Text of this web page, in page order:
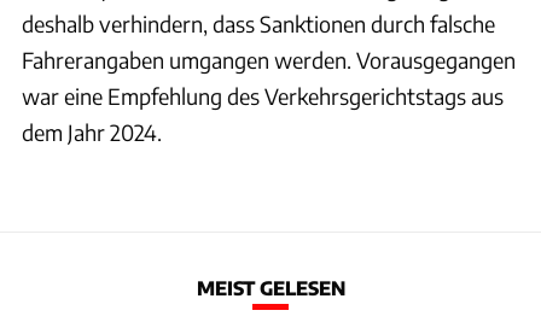
deshalb verhindern, dass Sanktionen durch falsche
Fahrerangaben umgangen werden. Vorausgegangen
war eine Empfehlung des Verkehrsgerichtstags aus
dem Jahr 2024.
MEIST GELESEN